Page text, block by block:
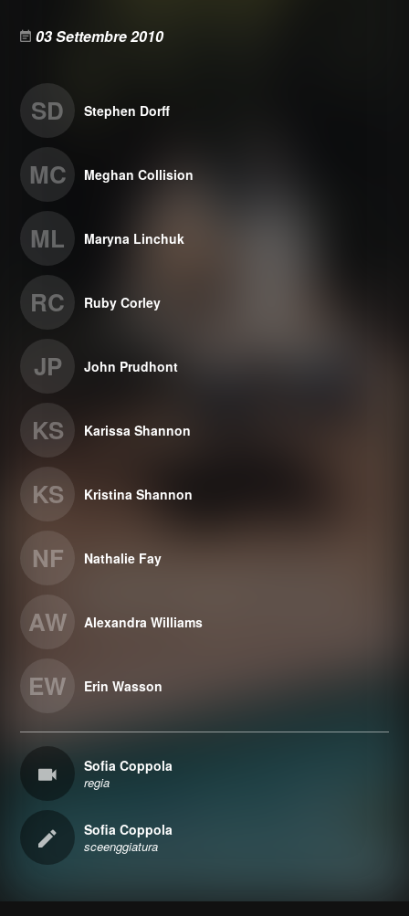
03 Settembre 2010
SD Stephen Dorff
MC Meghan Collision
ML Maryna Linchuk
RC Ruby Corley
JP John Prudhont
KS Karissa Shannon
KS Kristina Shannon
NF Nathalie Fay
AW Alexandra Williams
EW Erin Wasson
Sofia Coppola
regia
Sofia Coppola
sceenggiatura